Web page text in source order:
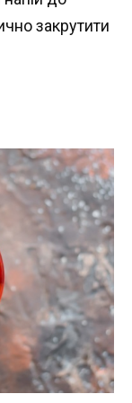
закрутити